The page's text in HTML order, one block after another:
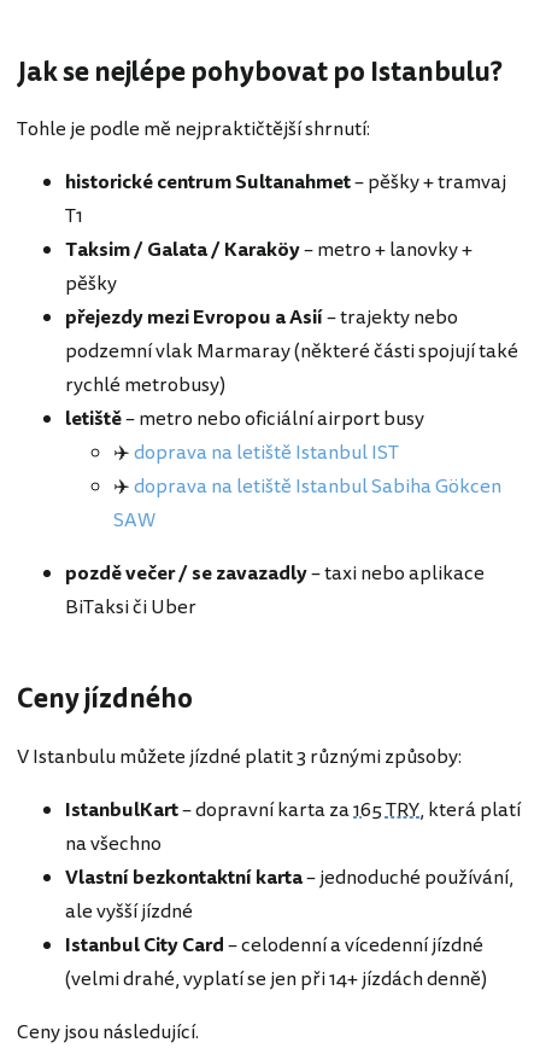
Jak se nejlépe pohybovat po Istanbulu?
Tohle je podle mě nejpraktičtější shrnutí:
historické centrum Sultanahmet– pěšky + tramvaj
T1
Taksim / Galata / Karaköy– metro + lanovky +
pěšky
přejezdy mezi Evropou a Asií– trajekty nebo
podzemní vlak Marmaray (některé části spojují také
rychlé metrobusy)
letiště– metro nebo oficiální airport busy
✈️doprava na letiště Istanbul IST
✈️doprava na letiště Istanbul Sabiha Gökcen
SAW
pozdě večer / se zavazadly– taxi nebo aplikace
BiTaksi či Uber
Ceny jízdného
V Istanbulu můžete jízdné platit 3 různými způsoby:
IstanbulKart– dopravní karta za165 TRY, která platí
na všechno
Vlastní bezkontaktní karta– jednoduché používání,
ale vyšší jízdné
Istanbul City Card– celodenní a vícedenní jízdné
(velmi drahé, vyplatí se jen při 14+ jízdách denně)
Ceny jsou následující.